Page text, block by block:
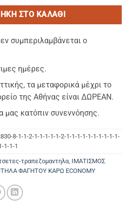
ΣΤΟ ΚΑΛΆΘΙ
συμπεριλαμβάνεται ο
ημέρες.
τα μεταφορικά μέχρι το
της Αθήνας είναι ΔΩΡΕΑΝ.
κατόπιν συνεννόησης.
8-1-1-2-1-1-1-1-1-2-1-1-1-1-1-1-1-1-1-1-
1-1-1
τραπεζομαντηλα, ΙΜΑΤΙΣΜΟΣ
ΦΑΓΗΤΟΥ ΚΑΡΩ ECONOMY